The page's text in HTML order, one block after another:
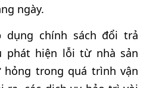
ngày.
dụng chính sách đổi trả
phát hiện lỗi từ nhà sản
hỏng trong quá trình vận